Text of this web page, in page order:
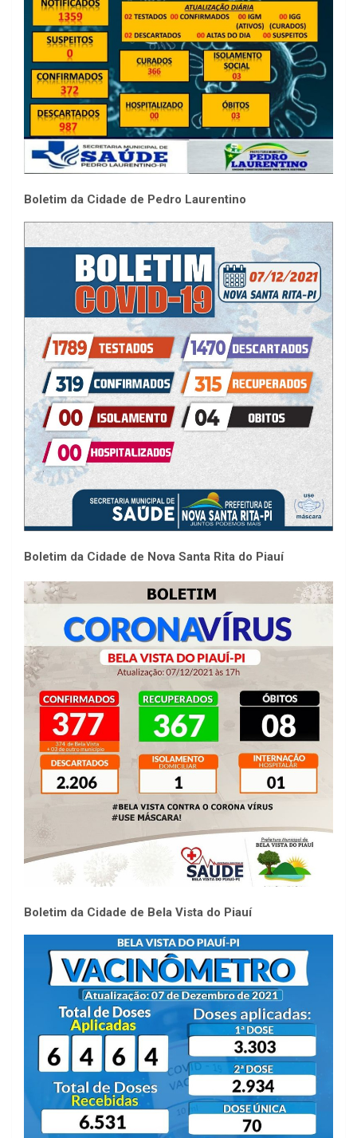
Boletim da Cidade de Pedro Laurentino
Boletim da Cidade de Nova Santa Rita do Piauí
Boletim da Cidade de Bela Vista do Piauí